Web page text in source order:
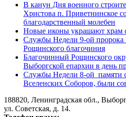
В канун Дня военного
Христова п. Приветнинское
благодарственный молебен
Новые иконы украшают храм
Службы Недели 9-ой пророка
Рощинского благочиния
Благочинный Рощинского
Выборгской епархии в день
Службы Недели 8-ой памяти
Вселенских Соборов, были
188820, Ленинградская обл.,
ул. Советская, д. 14.